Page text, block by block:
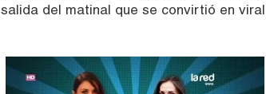
salida del matinal que se convirtió en viral